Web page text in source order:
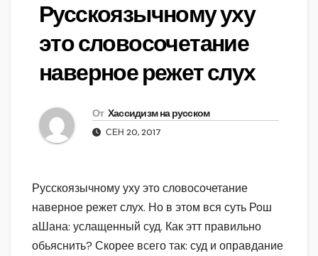
Русскоязычному уху
это словосочетание
наверное режет слух
От Хассидизм на русском
СЕН 20, 2017
Русскоязычному уху это словосочетание
наверное режет слух. Но в этом вся суть Рош
аШана: услащенный суд. Как этт правильно
обьяснить? Скорее всего так: суд и оправдание